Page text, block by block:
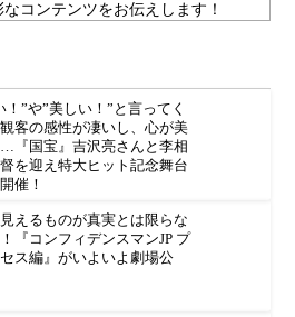
コンテンツをお伝えします！
！”や”美しい！”と言ってく
客の感性が凄いし、心が美
『国宝』吉沢亮さんと李相
督を迎え特大ヒット記念舞台
催！
えるものが真実とは限らな
『コンフィデンスマンJP プ
セス編』がいよいよ劇場公